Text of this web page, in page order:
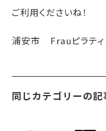
ご利用くださいね！
浦安市 Frauピラテ
同じカテゴリーの記